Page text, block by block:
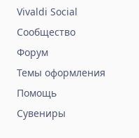
Vivaldi Social
Сообщество
Форум
Темы оформления
Помощь
Сувениры